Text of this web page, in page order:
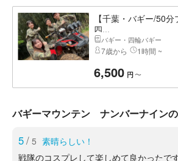
【千葉・バギー/50
四...
バギー・四輪バギー
7歳から 1時間 ~
6,500 円 〜
バギーマウンテン ナンバーナインの
5/ 5 素晴らしい！
戦隊のコスプレして楽しめて良かったで